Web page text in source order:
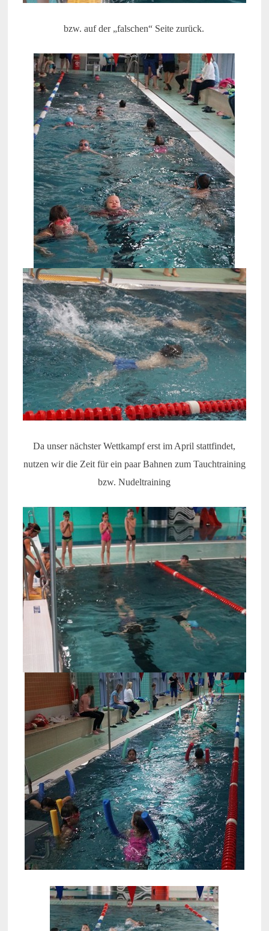
bzw. auf der „falschen“ Seite zurück.
Da unser nächster Wettkampf erst im April stattfindet,
nutzen wir die Zeit für ein paar Bahnen zum Tauchtraining
bzw. Nudeltraining